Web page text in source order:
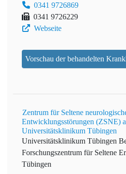
0341 9726869
0341 9726229
Webseite
Vorschau der behandelten
Zentrum für Seltene
Entwicklungsstörungen (ZSNE)
Universitätsklinikum Tübingen
Universitätsklinikum Tübingen
Forschungszentrum für Seltene
Tübingen